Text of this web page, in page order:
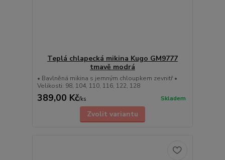
Teplá chlapecká mikina Kugo GM9777
tmavě modrá
• Bavlněná mikina s jemným chloupkem zevnitř •
Velikosti: 98, 104, 110, 116, 122, 128
389,00 Kč/ks Skladem
Zvolit variantu